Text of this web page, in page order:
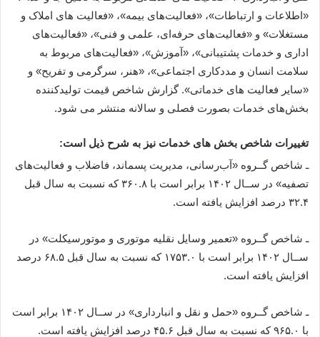
«اطلاعات و ارتباطات»، «فعالیت‌های بیمه»، «فعالیت ­های املاک و
مستغلات» و «فعالیت‌های حرفه‌ای، علمی و فنی»، «فعالیت‌های
اداری و خدمات پشتیبانی»، «آموزش»، «فعالیت‌های مربوط به
سلامت انسان و مددکاری اجتماعی»، «هنر، سرگرمی و تفریح» و
«سایر فعالیت­ های خدماتی». گزارش شاخص قیمت تولیدکننده
بخش‌های خدمات بصورت فصلی و سالانه منتشر می­ شود.
تغییرات شاخص بخش های خدمات نیز به شرح ذیل است:
ـ شاخص گــروه «آب‌رسانی، مدیریت پسماند، فاضلاب و فعالیت‌های
تصفیه» در ســال ۱۴۰۲ برابر است با ۳۶۰.۸ که نسبت به سال قبل
۳۲.۴ درصد افزایش یافته است.
ـ شاخص گــروه «تعمیر وسایل نقلیه موتوری و موتورسیکلت» در
ســال ۱۴۰۲ برابر است با ۱۷۵۳.۰ که نسبت به سال قبل ۶۸.۵ درصد
افزایش یافته است.
ـ شاخص گــروه «حمل و نقل و انبارداری» در ســال ۱۴۰۲ برابر است
با ۹۶۵.۰ که نسبت به سال قبل ۴۵.۶ درصد افزایش یافته است.